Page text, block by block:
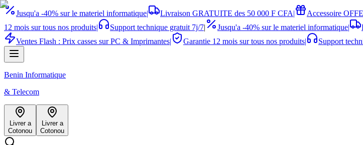
Jusqu'a -40% sur le materiel informatique| Livraison GRATUITE des 50 000 F CFA| Accessoire
12 mois sur tous nos produits| Support technique gratuit 7j/7| Jusqu'a -40% sur le materiel informatique|
Ventes Flash : Prix casses sur PC & Imprimantes| Garantie 12 mois sur tous nos produits| Support
Benin Informatique
& Telecom
Livrer a
Cotonou
Livrer a
Cotonou